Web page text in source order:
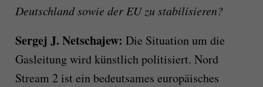
Deutschland sowie der EU zu stabilisieren?
Sergej J. Netschajew: Die Situation um die
Gasleitung wird künstlich politisiert. Nord
Stream 2 ist ein bedeutsames europäisches